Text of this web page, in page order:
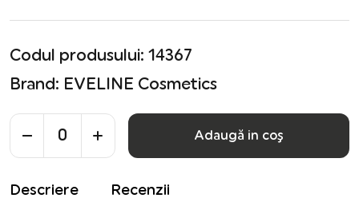
Codul produsului: 14367
Brand: EVELINE Cosmetics
Adaugă in coş
Descriere Recenzii